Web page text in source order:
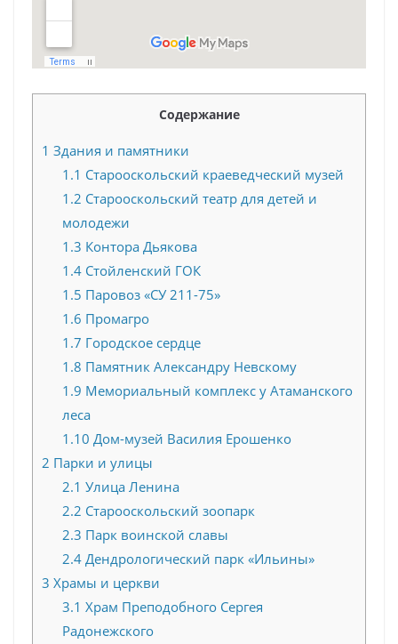
Содержание
1 Здания и памятники
1.1 Старооскольский краеведческий музей
1.2 Старооскольский театр для детей и
молодежи
1.3 Контора Дьякова
1.4Стойленский ГОК
1.5 Паровоз «СУ 211-75»
1.6 Промагро
1.7 Городское сердце
1.8 Памятник Александру Невскому
1.9 Мемориальный комплекс у Атаманского
леса
1.10 Дом-музей Василия Ерошенко
2 Парки и улицы
2.1 Улица Ленина
2.2 Старооскольский зоопарк
2.3 Парк воинской славы
2.4Дендрологический парк «Ильины»
3 Храмы и церкви
3.1 Храм Преподобного Сергея
Радонежского